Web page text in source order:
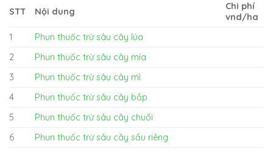
STT Nội dung
Chi phí
vnd/ha
1
Phun thuốc trừ sâu cây lúa
2
Phun thuốc trừ sâu cây mía
3
Phun thuốc trừ sâu cây mì
4
Phun thuốc trừ sâu cây bắp
5
Phun thuốc trừ sâu cây chuối
6
Phun thuốc trừ sâu cây sầu riêng